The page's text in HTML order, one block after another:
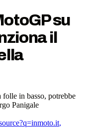
su
il
in basso, potrebbe
Panigale
,